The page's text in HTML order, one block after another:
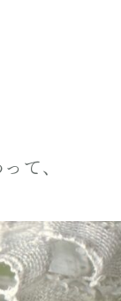
て、